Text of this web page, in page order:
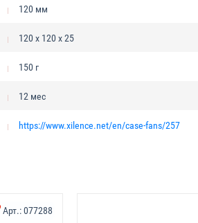
120 мм
120 x 120 x 25
150 г
12 мес
https://www.xilence.net/en/case-fans/257
Арт.:077288